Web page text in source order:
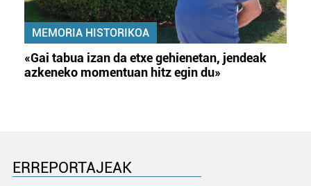
MEMORIA HISTORIKOA
«Gai tabua izan da etxe gehienetan, jendeak
azkeneko momentuan hitz egin du»
ERREPORTAJEAK